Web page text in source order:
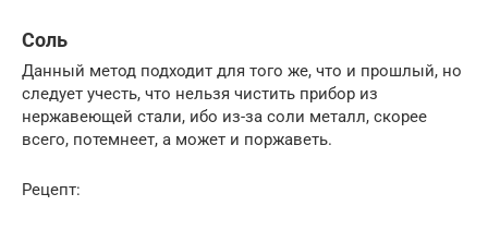
Соль
Данный метод подходит для того же, что и прошлый, но
следует учесть, что нельзя чистить прибор из
нержавеющей стали, ибо из-за соли металл, скорее
всего, потемнеет, а может и поржаветь.
Рецепт: